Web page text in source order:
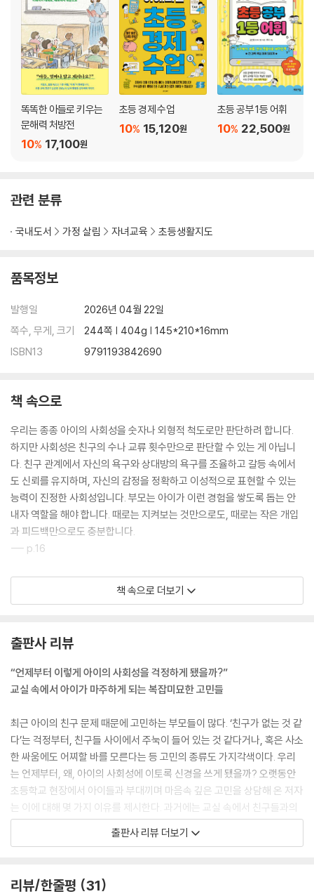
단순하지만은 않은 절친과의 관계
Chapter 3 우리 아이의 사회성을 높이고 싶다면
부모의 불안이 자녀의 사회성을 약화시킨다
비속어를 쓰는 아이들의 심리
진심이 중요한 여자아이, 잘 노는 게 중요한 남자아이
우리 아이가 외모에 관심을 갖기 시작했다면
공식적인 리더가 돼 보는 경험
몸을 움직이는 만큼 아이의 사회성이 발달한다
이타성과 친사회적 행동 기초 다지기
친사회적 행동이 가져오는 사회성 발달의 선순환
똑똑한 아들로 키우는
문해력 처방전
17,100원
10%
초등 경제 수업
15,120원
10%
초등 공부 1등 어휘
22,500원
10%
관련 분류
국내도서 가정 살림 자녀교육 초등생활지도
품목정보
발행일
2026년 04월 22일
쪽수, 무게, 크기
244쪽 | 404g | 145*210*16mm
ISBN13
9791193842690
책 속으로
우리는 종종 아이의 사회성을 숫자나 외형적 척도로만 판단하려 합니다.
하지만 사회성은 친구의 수나 교류 횟수만으로 판단할 수 있는 게 아닙니
다. 친구 관계에서 자신의 욕구와 상대방의 욕구를 조율하고 갈등 속에서
도 신뢰를 유지하며, 자신의 감정을 정확하고 이성적으로 표현할 수 있는
능력이 진정한 사회성입니다. 부모는 아이가 이런 경험을 쌓도록 돕는 안
내자 역할을 해야 합니다. 때로는 지켜보는 것만으로도, 때로는 작은 개입
과 피드백만으로도 충분합니다.
--- p.16
어떤 아이는 친구가 운동장에서 넘어졌을 때, 눈이 휘둥그레지며 달려와
“괜찮아? 어디 안 다쳤어?”라고 묻습니다. 어떤 아이는 슬쩍 보고 지나치
차갑게 말합니다. 이런 작은 순간들이 쌓여 아이의 친구 관계, 학급에서의
위치, 나아가 사회성 발달의 격차를 만들어 냅니다. 그리고 그 중심에는 ‘공
감 능력’이 있습니다.
쉬는 시간, 반에서 인기 있는 보드게임을 하던 준호는 조금만 더 기다리면
자기 차례가 돌아오는 상황에서 갑자기 표정이 굳어졌습니다. 친구가 실수
로 말을 잘못 움직였다는 생각이 들었기 때문입니다. 준호는 더 기다릴 것
도 없다는 듯이 “그거 아니잖아!” 하고 큰소리로 버럭 화를 내 버렸습니다.
친구가 당황해 뭔가를 설명하려 했지만, 준호는 말을 자르며 손으로 보드
게임 판의 말들을 확 치워 버렸습니다. 순간 화를 참지 못한 준호의 행동은
그 자리의 분위기를 차갑게 만들었고, 결국 게임은 그대로 끝나고 말았죠.
함께하던 상대편 아이 하나가 준호 몰래 쑥덕거리며 말합니다. “점심시간
부족할 때 벌어질 수 있는 전형적인 상황입니다.
책 속으로 더보기
출판사 리뷰
“언제부터 이렇게 아이의 사회성을 걱정하게 됐을까?”
교실 속에서 아이가 마주하게 되는 복잡미묘한 고민들
최근 아이의 친구 문제 때문에 고민하는 부모들이 많다. ‘친구가 없는 것 같
다’는 걱정부터, 친구들 사이에서 주눅이 들어 있는 것 같다거나, 혹은 사소
한 싸움에도 어찌할 바를 모른다는 등 고민의 종류도 가지각색이다. 우리
는 언제부터, 왜, 아이의 사회성에 이토록 신경을 쓰게 됐을까? 오랫동안
초등학교 현장에서 아이들과 부대끼며 마음속 깊은 고민을 상담해 온 저자
는 이에 대해 몇 가지 이유를 제시한다. 과거에는 교실 속에서 친구들과의
교류가 자연스럽게 형성되었고, 학급 내 역할과 참여 기회가 다양했다. 하
지만 이제는 학급 구성원의 수가 현저하게 줄어들다 보니, 한두 그룹 내에
출판사 리뷰 더보기
리뷰/한줄평 31